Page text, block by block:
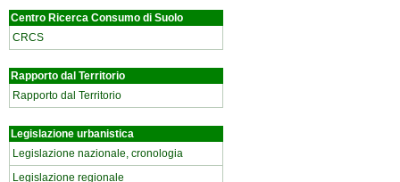
Centro Ricerca Consumo di Suolo
CRCS
Rapporto dal Territorio
Rapporto dal Territorio
Legislazione urbanistica
Legislazione nazionale, cronologia
Legislazione regionale